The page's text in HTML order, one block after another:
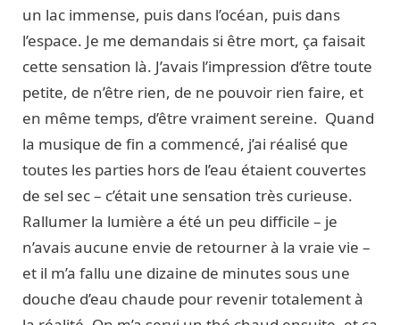
un lac immense, puis dans l’océan, puis dans
l’espace. Je me demandais si être mort, ça faisait
cette sensation là. J’avais l’impression d’être toute
petite, de n’être rien, de ne pouvoir rien faire, et
en même temps, d’être vraiment sereine. Quand
la musique de fin a commencé, j’ai réalisé que
toutes les parties hors de l’eau étaient couvertes
de sel sec – c’était une sensation très curieuse.
Rallumer la lumière a été un peu difficile – je
n’avais aucune envie de retourner à la vraie vie –
et il m’a fallu une dizaine de minutes sous une
douche d’eau chaude pour revenir totalement à